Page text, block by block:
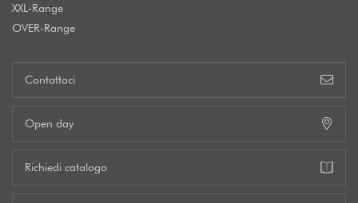
XXL-Range
OVER-Range
Contattaci
Open day
Richiedi catalogo